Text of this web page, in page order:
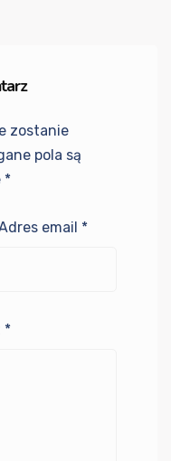
zostanie
pola są
*
email *
*